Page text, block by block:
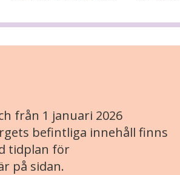
från 1 januari 2026
befintliga innehåll finns
tidplan för
på sidan.